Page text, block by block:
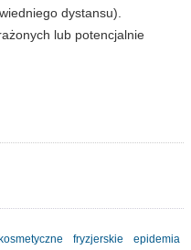
dystansu).
lub potencjalnie
fryzjerskie
epidemia